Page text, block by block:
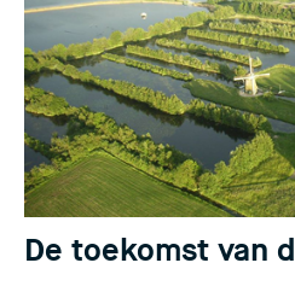
De toekomst van